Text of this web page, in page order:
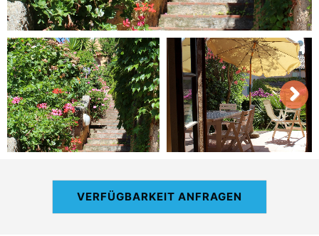
VERFÜGBARKEIT ANFRAGEN